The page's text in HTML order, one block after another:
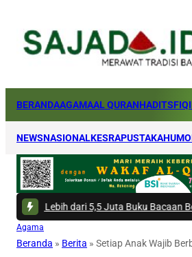
BERANDAAGAMAAL QURANHADITS
NEWSNASIONALKESRAPUSTAKA
Lebih dari 5,5 Juta Buku Bacaan
Agama
Beranda » Berita » Setiap Anak Wajib